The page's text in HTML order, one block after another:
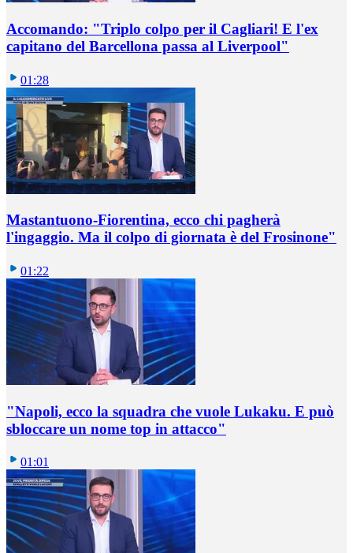
Accomando: "Triplo colpo per il Cagliari! E l'ex
capitano del Barcellona passa al Liverpool"
01:28
Mastantuono-Fiorentina, ecco chi pagherà
l'ingaggio. Ma il colpo di giornata è del Frosinone"
01:22
"Napoli, ecco la squadra che vuole Lukaku. E può
sbloccare un nome top in attacco"
01:01